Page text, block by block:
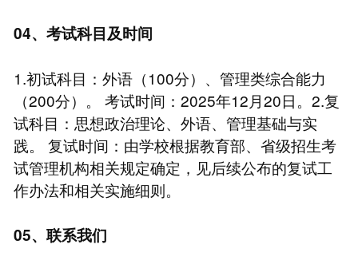
04、考试科目及时间
1.初试科目：外语（100分）、管理类综合能力
（200分）。 考试时间：2025年12月20日。2.复
试科目：思想政治理论、外语、管理基础与实
践。 复试时间：由学校根据教育部、省级招生考
试管理机构相关规定确定，见后续公布的复试工
作办法和相关实施细则。
05、联系我们